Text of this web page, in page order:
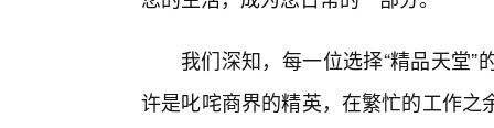
我们深知，每一位选择“精品天堂
许是叱咤商界的精英，在繁忙的工作